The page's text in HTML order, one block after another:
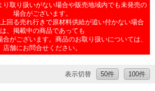
り取り扱いがない場合や販売地域内でも未発売の
場合がございます。
回る売れ行きで原材料供給が追い付かない場合
は、掲載中の商品であっても
がございます。商品のお取り扱いについては、
店舗にお問合せください。
表示切替 50件 100件